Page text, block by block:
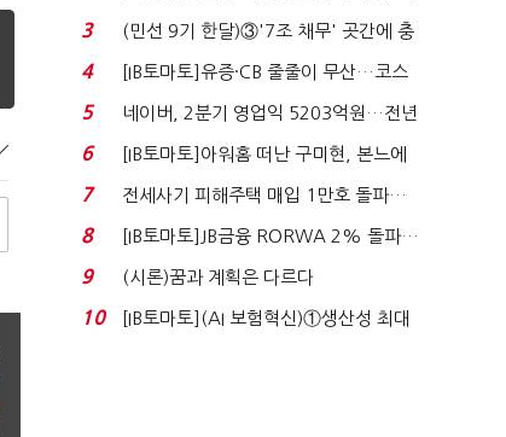
지에 상한가...
3
(민선 9기 한달)③'7조 채무' 곳간에 충
격…추미애, 20년...
4
[IB토마토]유증·CB 줄줄이 무산…코스
닥 벌점 급증에 ...
5
네이버, 2분기 영업익 5203억원…전년
비 0.2% 감소...
6
[IB토마토]아워홈 떠난 구미현, 본느에
340억 베팅…가...
7
전세사기 피해주택 매입 1만호 돌파…
누적 피해자 4만2...
8
[IB토마토]JB금융 RORWA 2% 돌파…
실적 견인은 은행 ...
9 (시론)꿈과 계획은 다르다
10
[IB토마토](AI 보험혁신)①생산성 최대